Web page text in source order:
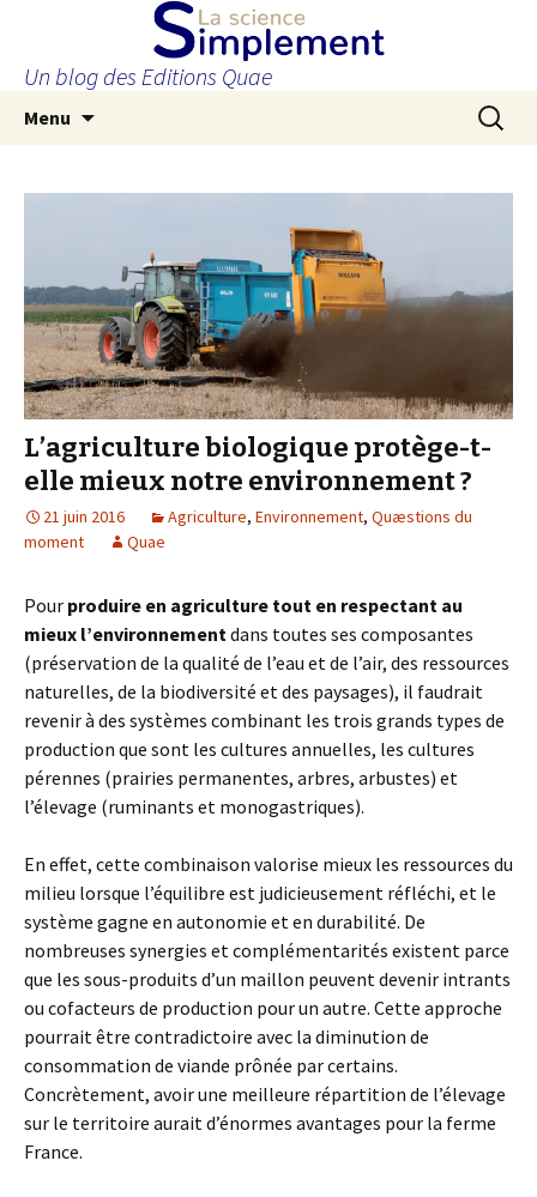
Un blog des Editions Quae
Menu
principal
L’agriculture biologique protège-t-
elle mieux notre environnement ?
21 juin 2016 Agriculture, Environnement, Quæstions du
moment
Quae
Pour produire en agriculture tout en respectant au
mieux l’environnement dans toutes ses composantes
(préservation de la qualité de l’eau et de l’air, des ressources
naturelles, de la biodiversité et des paysages), il faudrait
revenir à des systèmes combinant les trois grands types de
production que sont les cultures annuelles, les cultures
pérennes (prairies permanentes, arbres, arbustes) et
l’élevage (ruminants et monogastriques).
En effet, cette combinaison valorise mieux les ressources du
milieu lorsque l’équilibre est judicieusement réfléchi, et le
système gagne en autonomie et en durabilité. De
nombreuses synergies et complémentarités existent parce
que les sous-produits d’un maillon peuvent devenir intrants
ou cofacteurs de production pour un autre. Cette approche
pourrait être contradictoire avec la diminution de
consommation de viande prônée par certains.
Concrètement, avoir une meilleure répartition de l’élevage
sur le territoire aurait d’énormes avantages pour la ferme
France.